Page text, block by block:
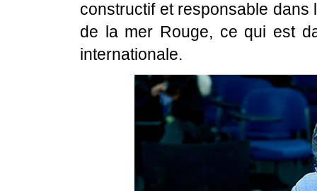
constructif et responsable dans
de la mer Rouge, ce qui est
internationale.